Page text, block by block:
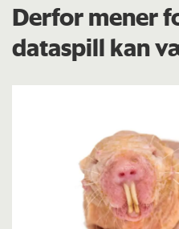
Derfor mener
dataspill kan